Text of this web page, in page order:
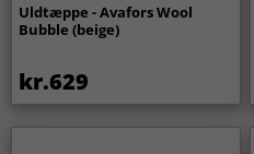
Uldtæppe - Avafors Wool
Bubble (beige)
kr.629